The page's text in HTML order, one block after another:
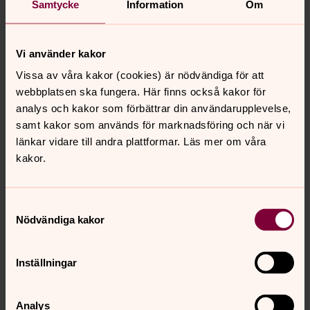
Samtycke Information Om
Vi använder kakor
Vissa av våra kakor (cookies) är nödvändiga för att
webbplatsen ska fungera. Här finns också kakor för
analys och kakor som förbättrar din användarupplevelse,
samt kakor som används för marknadsföring och när vi
länkar vidare till andra plattformar. Läs mer om våra
kakor.
Nödvändiga kakor
Inställningar
Analys
Rolig aktivitet för barn, gärna i sällskap med någon
vuxen.
Kontaktpersoner Barn - Ungdom -
Familj
Här finns våra kontaktuppgifter.
ungdomsverksamheter i
augusti 2026